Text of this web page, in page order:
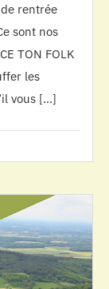
rentrée
sont nos
TON FOLK
les
vous […]